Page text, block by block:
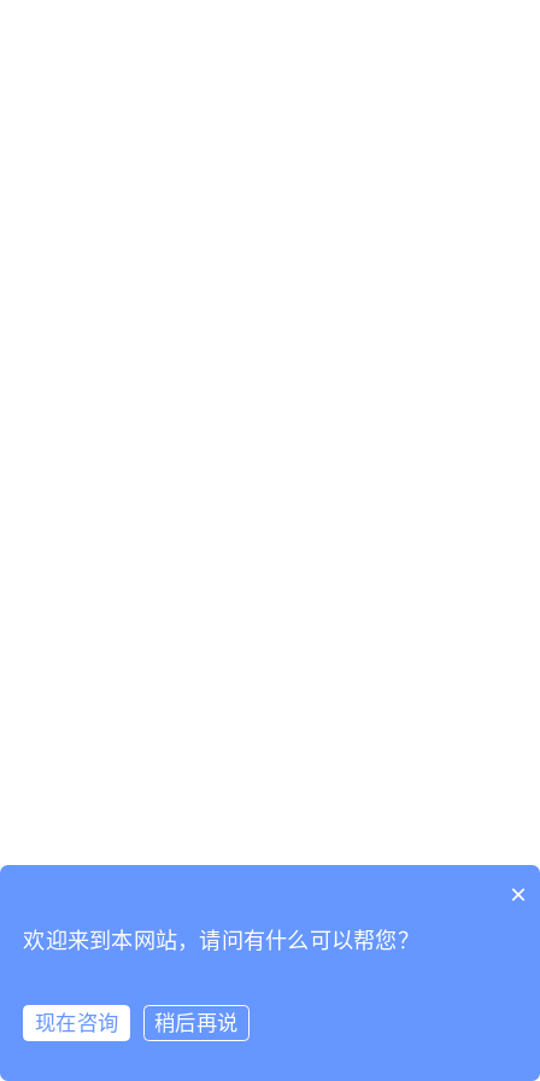
×
欢迎来到本网站，请问有什么可以帮您？
现在咨询 稍后再说